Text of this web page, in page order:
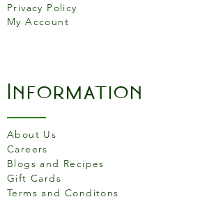
Privacy Policy
My Account
Information
About Us
Careers
Blogs and Recipes
Gift Cards
Terms and Conditons